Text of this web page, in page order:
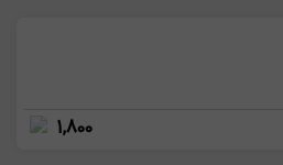
1,800